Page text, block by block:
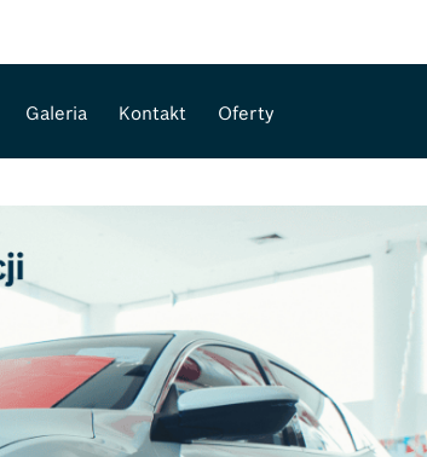
Galeria Kontakt Oferty